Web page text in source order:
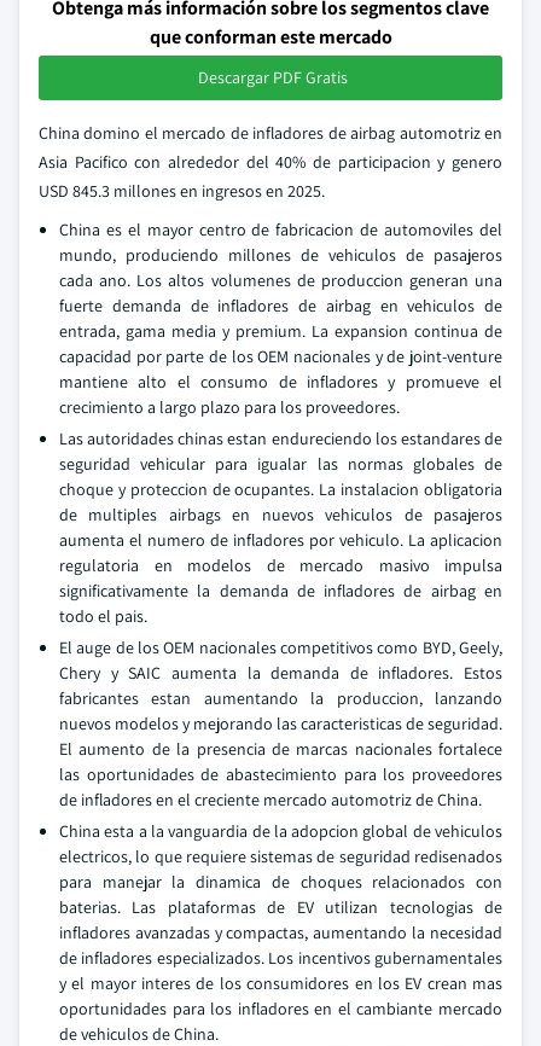
Obtenga más información sobre los segmentos clave
que conforman este mercado
Descargar PDF Gratis
China domino el mercado de infladores de airbag automotriz en
Asia Pacifico con alrededor del 40% de participacion y genero
USD 845.3 millones en ingresos en 2025.
China es el mayor centro de fabricacion de automoviles del
mundo, produciendo millones de vehiculos de pasajeros
cada ano. Los altos volumenes de produccion generan una
fuerte demanda de infladores de airbag en vehiculos de
entrada, gama media y premium. La expansion continua de
capacidad por parte de los OEM nacionales y de joint-venture
mantiene alto el consumo de infladores y promueve el
crecimiento a largo plazo para los proveedores.
Las autoridades chinas estan endureciendo los estandares de
seguridad vehicular para igualar las normas globales de
choque y proteccion de ocupantes. La instalacion obligatoria
de multiples airbags en nuevos vehiculos de pasajeros
aumenta el numero de infladores por vehiculo. La aplicacion
regulatoria en modelos de mercado masivo impulsa
significativamente la demanda de infladores de airbag en
todo el pais.
El auge de los OEM nacionales competitivos como BYD, Geely,
Chery y SAIC aumenta la demanda de infladores. Estos
fabricantes estan aumentando la produccion, lanzando
nuevos modelos y mejorando las caracteristicas de seguridad.
El aumento de la presencia de marcas nacionales fortalece
las oportunidades de abastecimiento para los proveedores
de infladores en el creciente mercado automotriz de China.
China esta a la vanguardia de la adopcion global de vehiculos
electricos, lo que requiere sistemas de seguridad redisenados
para manejar la dinamica de choques relacionados con
baterias. Las plataformas de EV utilizan tecnologias de
infladores avanzadas y compactas, aumentando la necesidad
de infladores especializados. Los incentivos gubernamentales
y el mayor interes de los consumidores en los EV crean mas
oportunidades para los infladores en el cambiante mercado
de vehiculos de China.